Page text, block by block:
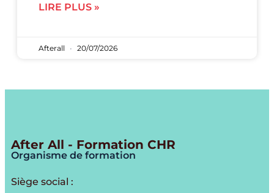
LIRE PLUS »
Afterall 20/07/2026
After All - Formation CHR
Organisme de formation
Siège social :